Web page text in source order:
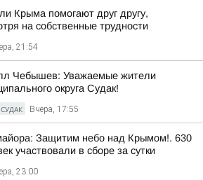
Крыма помогают друг другу,
на собственные трудности
21:54
Чебышев: Уважаемые жители
округа Судак!
СУДАК Вчера, 17:55
Защитим небо над Крымом!. 630
участвовали в сборе за сутки
23:00